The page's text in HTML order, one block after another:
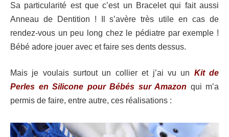
Sa particularité est que c’est un Bracelet qui fait aussi
Anneau de Dentition ! Il s’avère très utile en cas de
rendez-vous un peu long chez le pédiatre par exemple !
Bébé adore jouer avec et faire ses dents dessus.
Mais je voulais surtout un collier et j’ai vu un Kit de
Perles en Silicone pour Bébés sur Amazon qui m’a
permis de faire, entre autre, ces réalisations :